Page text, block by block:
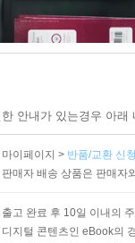
안내가 있는경우 아
마이페이지 > 반품/교환 신
판매자 배송 상품은 판매자
출고 완료 후 10일 이내의
디지털 콘텐츠인 eBook의